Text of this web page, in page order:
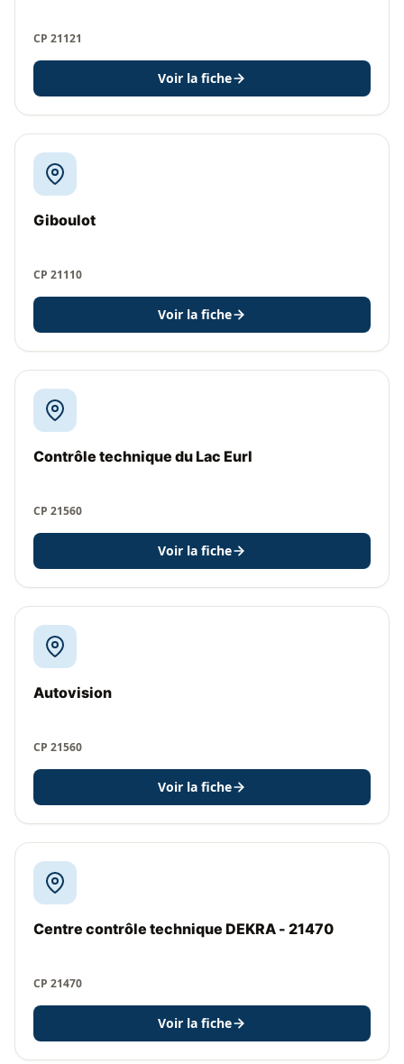
CP 21121
Voir la fiche
Giboulot
CP 21110
Voir la fiche
Contrôle technique du Lac Eurl
CP 21560
Voir la fiche
Autovision
CP 21560
Voir la fiche
Centre contrôle technique DEKRA - 21470
CP 21470
Voir la fiche